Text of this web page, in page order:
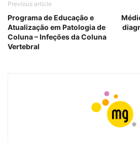
Previous article
Programa de Educação e
Atualização em Patologia de
Coluna – Infeções da Coluna
Vertebral